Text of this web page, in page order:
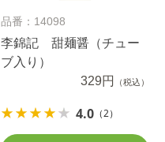
品番：14098
李錦記 甜麺醤（チュー
ブ入り）
329円
（税込）
4.0 （2）